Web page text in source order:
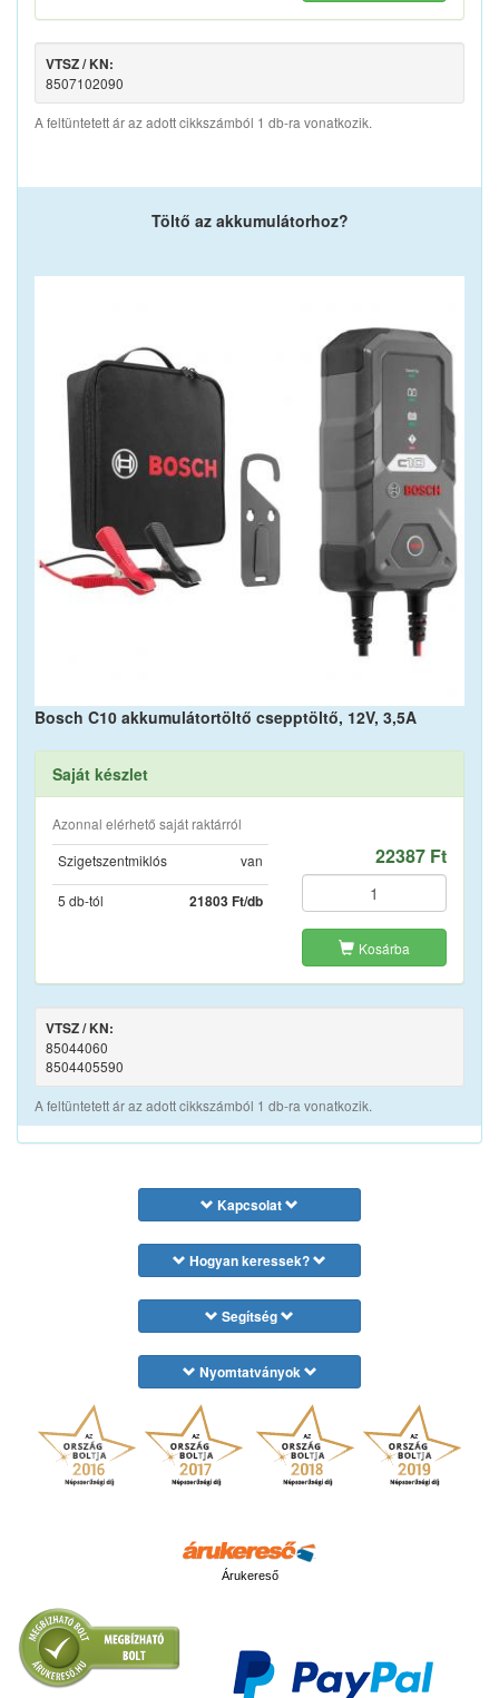
VTSZ / KN:
8507102090
A feltüntetett ár az adott cikkszámból 1 db-ra vonatkozik.
Töltő az akkumulátorhoz?
Bosch C10 akkumulátortöltő csepptöltő, 12V, 3,5A
Saját készlet
Azonnal elérhető saját raktárról
Szigetszentmiklós
van
5 db-tól 21803 Ft/db
22387 Ft
Kosárba
VTSZ / KN:
85044060
8504405590
A feltüntetett ár az adott cikkszámból 1 db-ra vonatkozik.
Kapcsolat
Hogyan keressek?
Segítség
Nyomtatványok
Árukereső